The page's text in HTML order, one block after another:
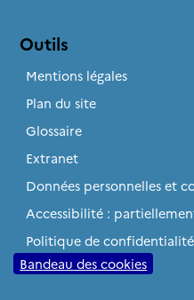
Outils
Mentions légales
Plan du site
Glossaire
Extranet
Données personnelles et
Accessibilité :
Politique de confidentialité
Bandeau des cookies